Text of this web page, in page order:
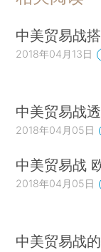
中美贸易战
2018年04月13日
中美贸易战
2018年04月05日
中美贸易战
2018年04月05日
中美贸易战